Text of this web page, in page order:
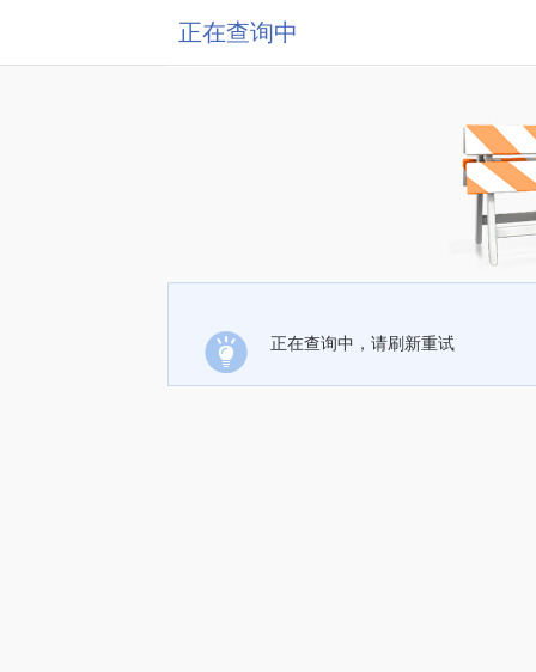
正在查询中
正在查询中，请刷新重试